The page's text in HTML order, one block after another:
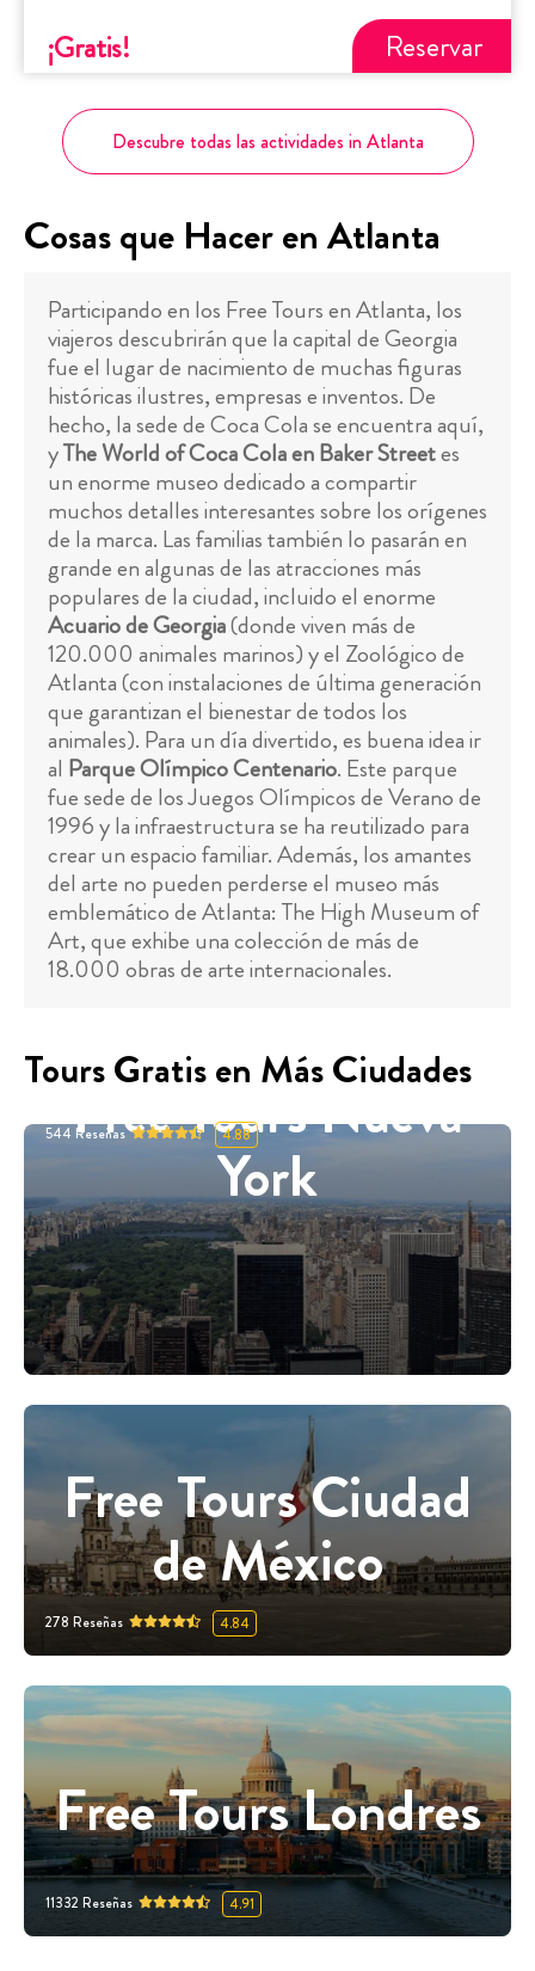
¡Gratis! Reservar
Descubre todas las actividades in Atlanta
Cosas que Hacer en Atlanta
Participando en los Free Tours en Atlanta, los
viajeros descubrirán que la capital de Georgia
fue el lugar de nacimiento de muchas figuras
históricas ilustres, empresas e inventos. De
hecho, la sede de Coca Cola se encuentra aquí,
yThe World of Coca Cola en Baker Streetes
un enorme museo dedicado a compartir
muchos detalles interesantes sobre los orígenes
de la marca. Las familias también lo pasarán en
grande en algunas de las atracciones más
populares de la ciudad, incluido el enorme
Acuario de Georgia(donde viven más de
120.000 animales marinos) y el Zoológico de
Atlanta (con instalaciones de última generación
que garantizan el bienestar de todos los
animales). Para un día divertido, es buena idea ir
al Parque Olímpico Centenario. Este parque
fue sede de los Juegos Olímpicos de Verano de
1996 y la infraestructura se ha reutilizado para
crear un espacio familiar. Además, los amantes
del arte no pueden perderse el museo más
emblemático de Atlanta: The High Museum of
Art, que exhibe una colección de más de
18.000 obras de arte internacionales.
Tours Gratis en Más Ciudades
Free Tours Nueva
York
544 Reseñas 4.88
Free Tours Ciudad
de México
278 Reseñas 4.84
Free Tours Londres
11332 Reseñas 4.91